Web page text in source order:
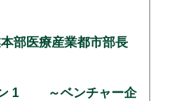
部医療産業都市部長
ン 1 ～ベンチャー企